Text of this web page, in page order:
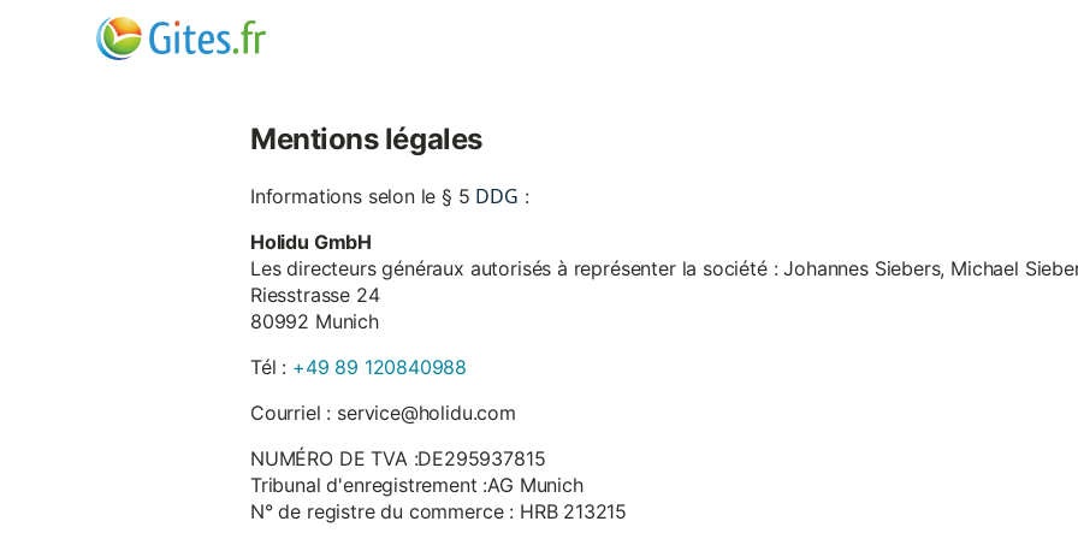
Mentions légales
Informations selon le § 5 DDG :
Holidu GmbH
Les directeurs généraux autorisés à représenter la société : Johannes Siebers, Michael
Riesstrasse 24
80992 Munich
Tél : +49 89 120840988
Courriel : service@holidu.com
NUMÉRO DE TVA :DE295937815
Tribunal d'enregistrement :AG Munich
N° de registre du commerce : HRB 213215